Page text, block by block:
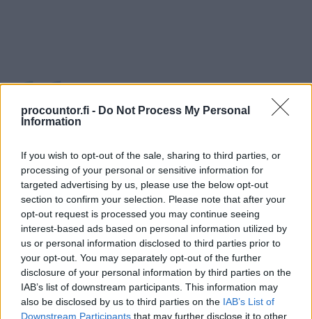
procountor.fi - Do Not Process My Personal
Information
If you wish to opt-out of the sale, sharing to third parties, or
processing of your personal or sensitive information for
targeted advertising by us, please use the below opt-out
section to confirm your selection. Please note that after your
opt-out request is processed you may continue seeing
interest-based ads based on personal information utilized by
us or personal information disclosed to third parties prior to
your opt-out. You may separately opt-out of the further
disclosure of your personal information by third parties on the
IAB’s list of downstream participants. This information may
also be disclosed by us to third parties on the IAB’s List of
Downstream Participants that may further disclose it to other
Koska Jackbotin myötä data on helpommin
saatavilla, sitä tulee myös käytettyä enemmän
kuin aiemmin.”
Mira Merikanto
STRATEGINEN TALOUSTOIMISTO SUKKELA